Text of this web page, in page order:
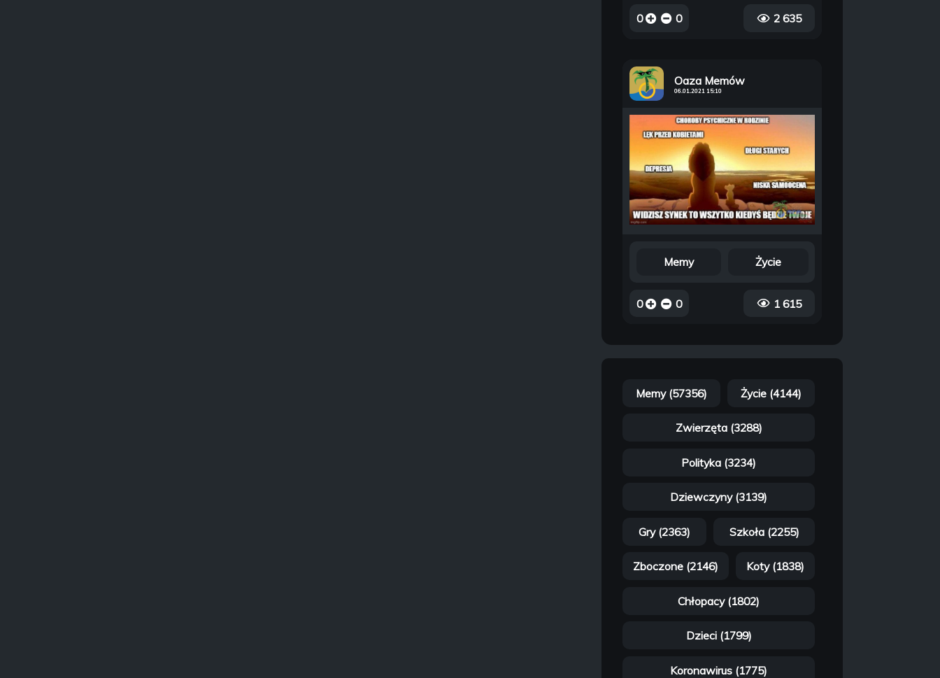
0 0 2 635
Oaza Memów
06.01.2021 15:10
Memy Życie
0 0 1 615
Memy (57356) Życie (4144)
Zwierzęta (3288)
Polityka (3234)
Dziewczyny (3139)
Gry (2363) Szkoła (2255)
Zboczone (2146) Koty (1838)
Chłopacy (1802)
Dzieci (1799)
Koronawirus (1775)